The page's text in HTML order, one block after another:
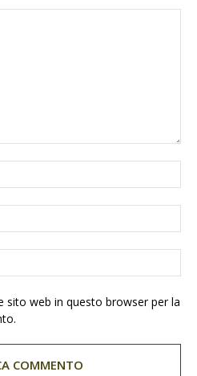
sito web in questo browser per la